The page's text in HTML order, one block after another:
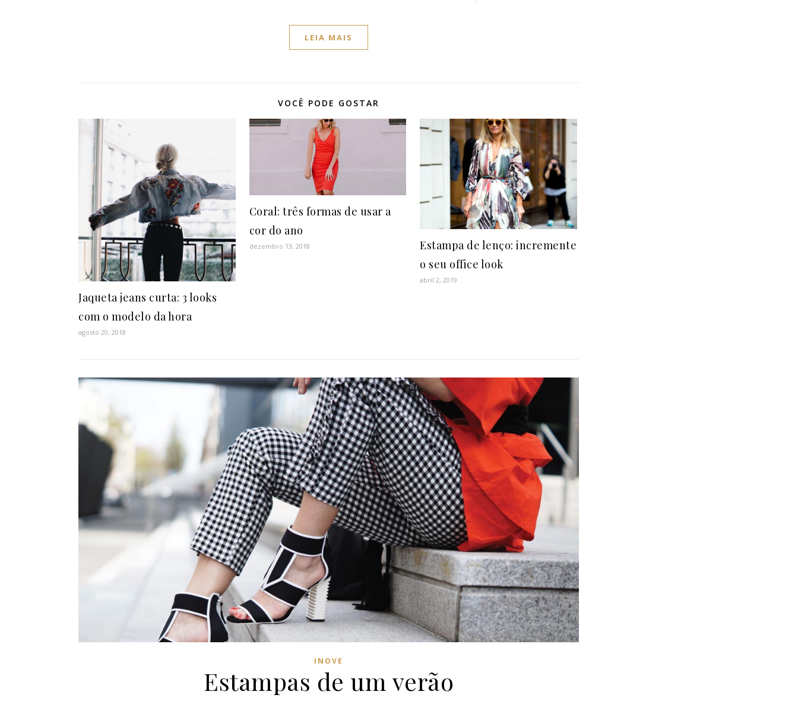
LEIA MAIS
VOCÊ PODE GOSTAR
Jaqueta jeans curta: 3 looks
com o modelo da hora
agosto 20, 2018
Coral: três formas de usar a
cor do ano
dezembro 13, 2018
Estampa de lenço: incremente
o seu office look
abril 2, 2019
INOVE
Estampas de um verão